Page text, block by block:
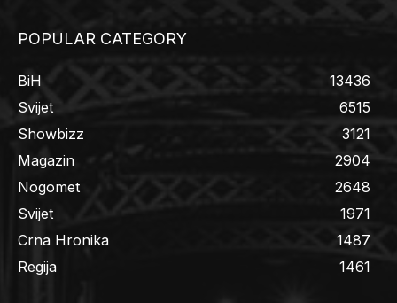
POPULAR CATEGORY
BiH
13436
Svijet
6515
Showbizz
3121
Magazin
2904
Nogomet
2648
Svijet
1971
Crna Hronika
1487
Regija
1461